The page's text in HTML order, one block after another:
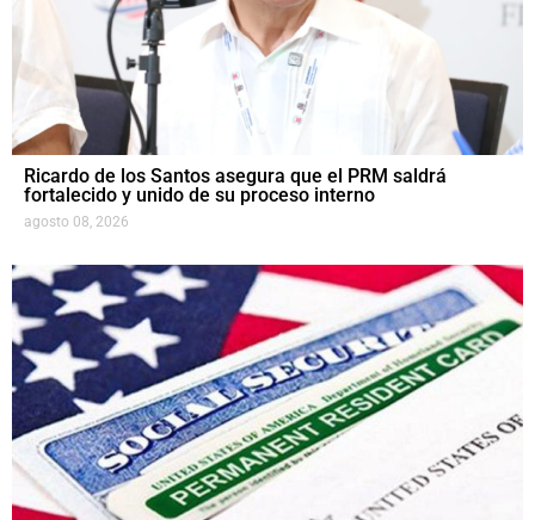
Ricardo de los Santos asegura que el PRM saldrá
fortalecido y unido de su proceso interno
agosto 08, 2026